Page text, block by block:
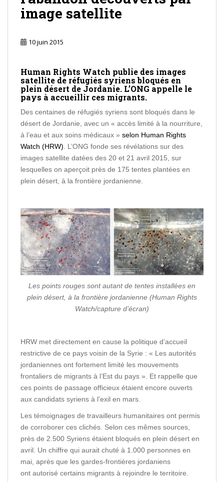
image satellite
10 juin 2015
Human Rights Watch publie des images
satellite de réfugiés syriens bloqués en
plein désert de Jordanie. L’ONG appelle le
pays à accueillir ces migrants.
Des centaines de réfugiés syriens sont bloqués dans le
désert de Jordanie, avec un « accès limité à la nourriture,
à l’eau et aux soins médicaux » selon Human Rights
Watch (HRW) . L’ONG fonde ses révélations sur des
images satellite datées des 20 et 21 avril 2015, sur
lesquelles on aperçoit près de 175 tentes plantées en
plein désert, à la frontière jordanienne.
Les points rouges sont autant de tentes installées en
plein désert, à la frontière jordanienne (Human Rights
Watch/capture d’écran)
HRW met directement en cause la politique d’accueil
restrictive de ce pays voisin de la Syrie : « Les autorités
jordaniennes ont fortement limité les mouvements
frontaliers de migrants à l’Est du pays ». Et rappelle que
ces points de passage officieux étaient encore ouverts
aux candidats syriens à l’exil en mars.
Les témoignages de travailleurs humanitaires ont permis
de corroborer ces clichés. Selon ces mêmes sources,
près de 2.500 Syriens étaient bloqués en plein désert en
avril. Un chiffre qui aurait chuté à 1.000 personnes en
mai, après que les gardes-frontières jordaniens
ont autorisé certains migrants à rejoindre le territoire.